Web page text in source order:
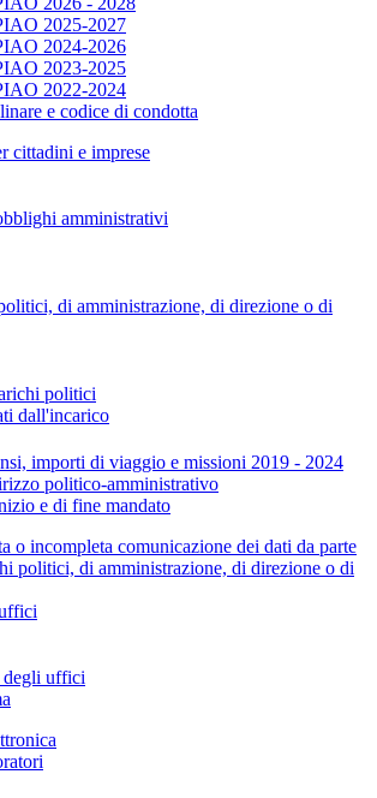
2025-2027
2024-2026
2023-2025
2022-2024
e codice di condotta
cittadini e imprese
amministrativi
di amministrazione, di direzione o di
politici
dall'incarico
importi di viaggio e missioni 2019 - 2024
politico-amministrativo
e di fine mandato
o incompleta comunicazione dei dati da parte
politici, di amministrazione, di direzione o di
uffici